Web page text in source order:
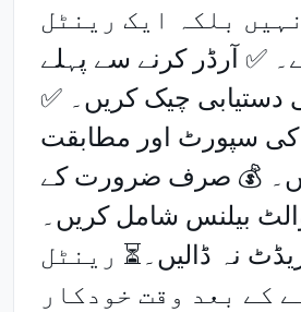
نہیں بلکہ ایک رینٹل
✅ آرڈر کرنے سے پہلے
چیک کریں۔ ✅
کی سپورٹ اور مطابقت
💰 صرف ضرورت کے
بیلنس شامل کریں۔
نہ ڈالیں۔⏳ رینٹل
کے بعد وقت خودکار